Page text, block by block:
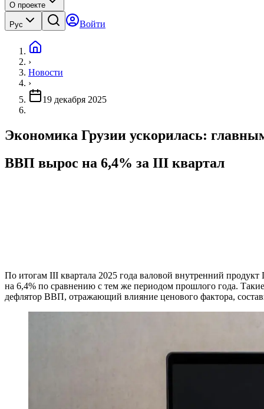
О проекте
Рус Войти
›
Новости
›
19 декабря 2025
Экономика Грузии ускорилась:
ВВП вырос на 6,4% за III квартал
По итогам III квартала 2025 года валовой внутренний
на 6,4% по сравнению с тем же периодом прошлого года.
дефлятор ВВП, отражающий влияние ценового фактора,